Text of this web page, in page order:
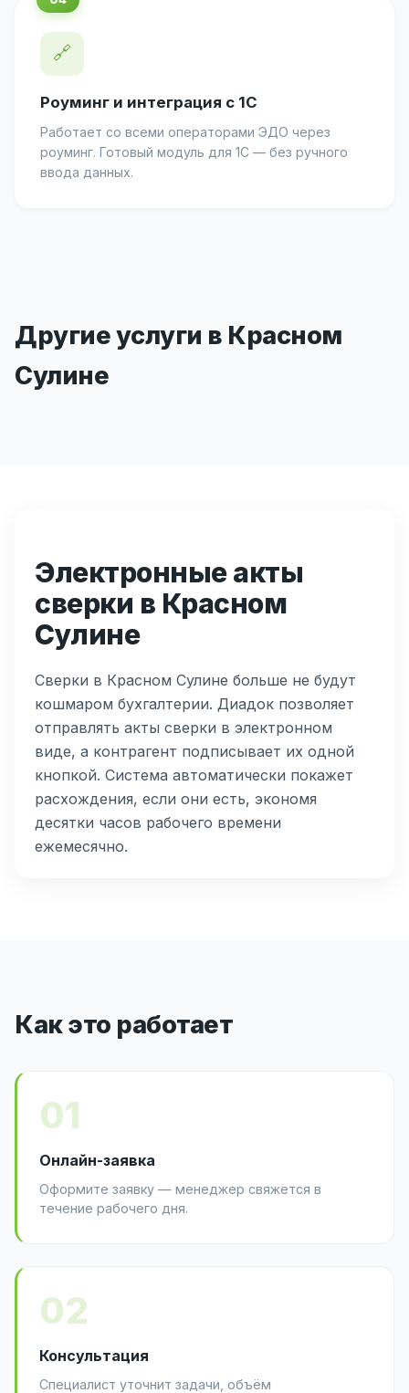
🔗
Роуминг и интеграция с 1С
Работает со всеми операторами ЭДО через
роуминг. Готовый модуль для 1С — без ручного
ввода данных.
Другие услуги в Красном
Сулине
Электронные акты
сверки в Красном
Сулине
Сверки в Красном Сулине больше не будут
кошмаром бухгалтерии. Диадок позволяет
отправлять акты сверки в электронном
виде, а контрагент подписывает их одной
кнопкой. Система автоматически покажет
расхождения, если они есть, экономя
десятки часов рабочего времени
ежемесячно.
Как это работает
01
Онлайн-заявка
Оформите заявку — менеджер свяжется в
течение рабочего дня.
02
Консультация
Специалист уточнит задачи, объём